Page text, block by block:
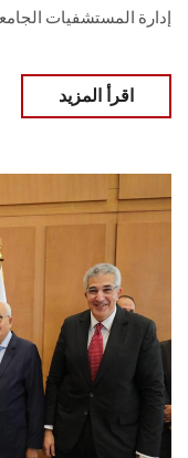
إدارة المستشفيات
اقرأ المزيد